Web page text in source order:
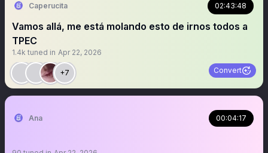
Caperucita 02:43:48
Vamos allá, me está molando esto de irnos todos a
TPEC
1.4k tuned in Apr 22, 2026
+7 Convert
Ana 00:04:17